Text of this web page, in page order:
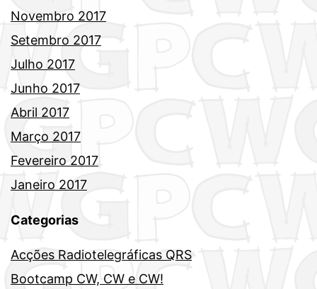
Novembro 2017
Setembro 2017
Julho 2017
Junho 2017
Abril 2017
Março 2017
Fevereiro 2017
Janeiro 2017
Categorias
Acções Radiotelegráficas QRS
Bootcamp CW, CW e CW!